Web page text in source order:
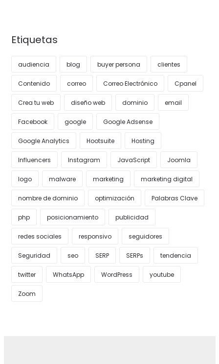
Etiquetas
audiencia blog buyer persona clientes
Contenido correo Correo Electrónico Cpanel
Crea tu web diseño web dominio email
Facebook google Google Adsense
Google Analytics Hootsuite Hosting
Influencers Instagram JavaScript Joomla
logo malware marketing marketing digital
nombre de dominio optimización Palabras Clave
php posicionamiento publicidad
redes sociales responsivo seguidores
Seguridad seo SERP SERPs tendencia
twitter WhatsApp WordPress youtube
Zoom